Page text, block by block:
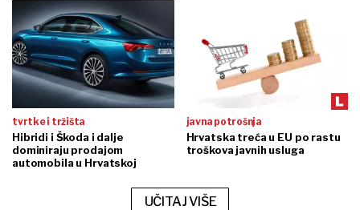
tvrtke i tržišta
Hibridi i Škoda i dalje
dominiraju prodajom
automobila u Hrvatskoj
javna potrošnja
Hrvatska treća u EU po rastu
troškova javnih usluga
UČITAJ VIŠE